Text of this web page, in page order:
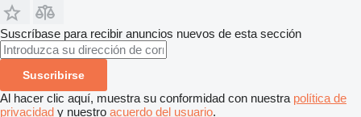
Suscríbase para recibir anuncios nuevos de esta sección
Suscribirse
Al hacer clic aquí, muestra su conformidad con nuestra política de
privacidad y nuestro acuerdo del usuario.